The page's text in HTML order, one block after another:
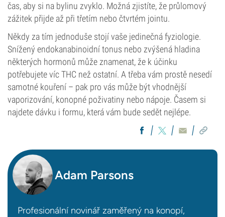
čas, aby si na bylinu zvyklo. Možná zjistíte, že průlomový
zážitek přijde až při třetím nebo čtvrtém jointu.
Někdy za tím jednoduše stojí vaše jedinečná fyziologie.
Snížený endokanabinoidní tonus nebo zvýšená hladina
některých hormonů může znamenat, že k účinku
potřebujete víc THC než ostatní. A třeba vám prostě nesedí
samotné kouření – pak pro vás může být vhodnější
vaporizování, konopné poživatiny nebo nápoje. Časem si
najdete dávku i formu, která vám bude sedět nejlépe.
Adam Parsons
Profesionální novinář zaměřený na konopí,